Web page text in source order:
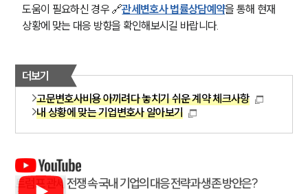
도움이 필요하신 경우 🔗관세변호사 법률상담예약을 통해 현재
상황에 맞는 대응 방향을 확인해보시길 바랍니다.
더보기
고문변호사비용 아끼려다 놓치기 쉬운 계약 체크사항
내 상황에 맞는 기업변호사 알아보기
트럼프 관세 전쟁 속 국내 기업의 대응 전략과 생존 방안은?